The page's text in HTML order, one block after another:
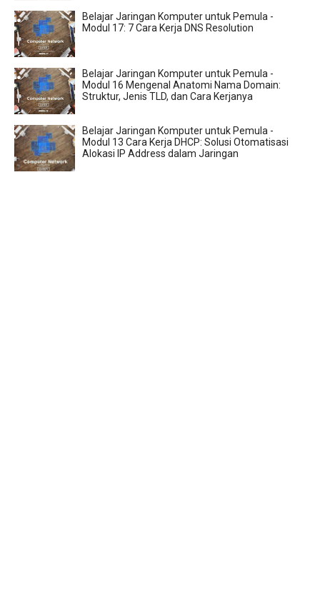
Belajar Jaringan Komputer untuk Pemula -
Modul 17: 7 Cara Kerja DNS Resolution
Belajar Jaringan Komputer untuk Pemula -
Modul 16 Mengenal Anatomi Nama Domain:
Struktur, Jenis TLD, dan Cara Kerjanya
Belajar Jaringan Komputer untuk Pemula -
Modul 13 Cara Kerja DHCP: Solusi Otomatisasi
Alokasi IP Address dalam Jaringan